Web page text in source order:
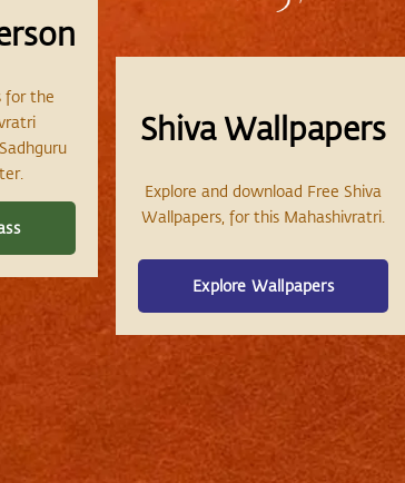
for the
Shiva Wallpapers
Explore and download Free Shiva
Wallpapers, for this Mahashivratri.
Explore Wallpapers